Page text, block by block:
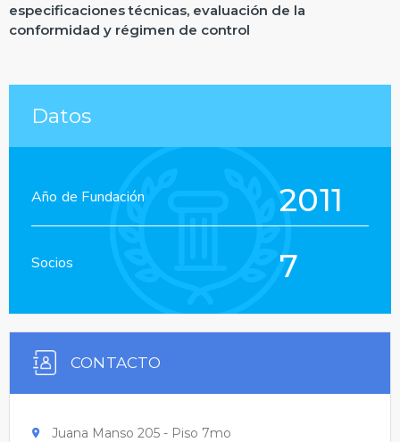
especificaciones técnicas, evaluación de la
conformidad y régimen de control
Datos
Año de Fundación 2011
Socios 7
CONTACTO
Juana Manso 205 - Piso 7mo